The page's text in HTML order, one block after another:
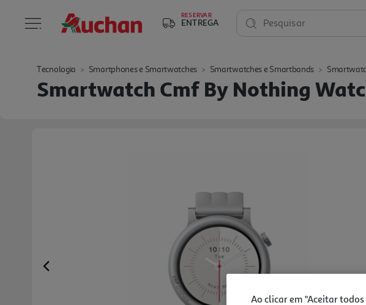
RESERVAR
ENTREGA Pesquisar
Tecnologia Smartphones e Smartwatches Smartwatches e Smartbands
Smartwatch Cmf By Nothing
Previous
Ao clicar em "Aceitar